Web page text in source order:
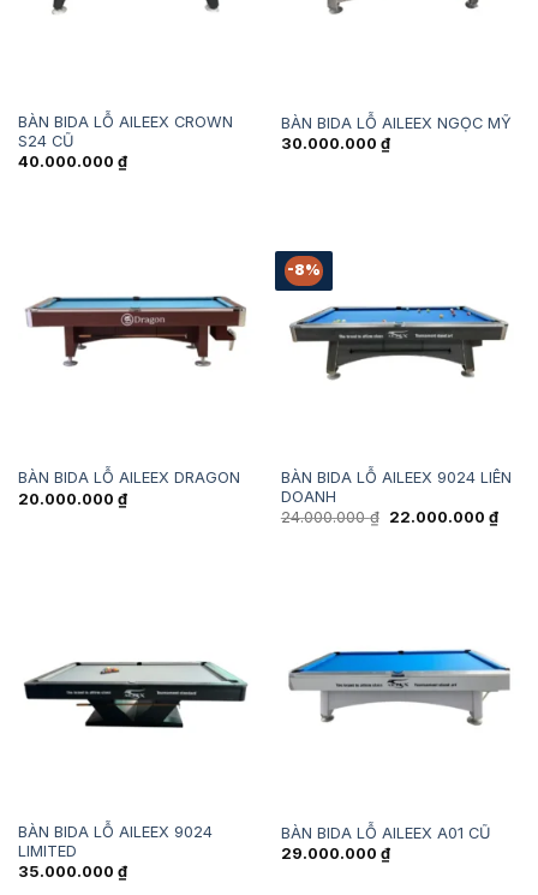
BÀN BIDA LỖ AILEEX CROWN
S24 CŨ
40.000.000 ₫
BÀN BIDA LỖ AILEEX NGỌC MỸ
30.000.000 ₫
BÀN BIDA LỖ AILEEX DRAGON
20.000.000 ₫
-8%
BÀN BIDA LỖ AILEEX 9024 LIÊN
DOANH
24.000.000₫
Giá
22.000.000 ₫Giá
hiện
BÀN BIDA LỖ AILEEX 9024
LIMITED
35.000.000 ₫
BÀN BIDA LỖ AILEEX A01 CŨ
29.000.000 ₫